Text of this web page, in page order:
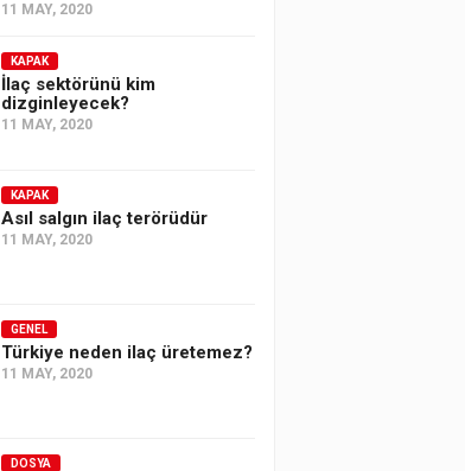
11 MAY, 2020
KAPAK
İlaç sektörünü kim
dizginleyecek?
11 MAY, 2020
KAPAK
Asıl salgın ilaç terörüdür
11 MAY, 2020
GENEL
Türkiye neden ilaç üretemez?
11 MAY, 2020
DOSYA